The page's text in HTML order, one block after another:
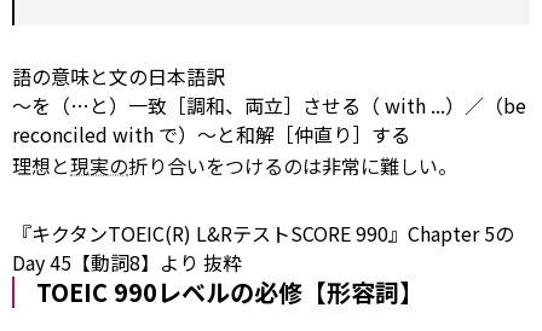
語の意味と文の日本語訳
～を（…と）一致［調和、両立］させる（ with ...）／（be
reconciled with で）～と和解［仲直り］する
理想と現実の折り合いをつけるのは非常に難しい。
『キクタンTOEIC(R) L&RテストSCORE 990』Chapter 5の
Day 45【動詞8】より 抜粋
TOEIC 990レベルの必修【形容詞】